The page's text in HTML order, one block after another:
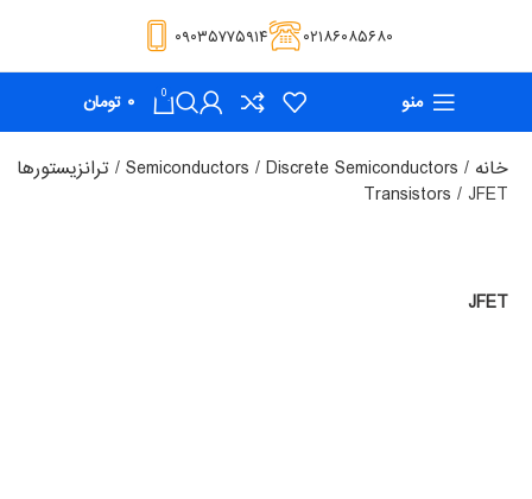
۰۲۱۸۶۰۸۵۶۸۰ ۰۹۰۳۵۷۷۵۹۱۴
منو 0 ۰ تومان
خانه Semiconductors Discrete Semiconductors
ترانزیستورها
Transistors
JFET
JFET